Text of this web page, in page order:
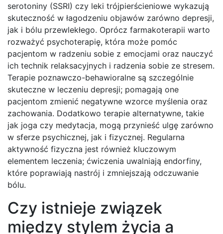
serotoniny (SSRI) czy leki trójpierścieniowe wykazują
skuteczność w łagodzeniu objawów zarówno depresji,
jak i bólu przewlekłego. Oprócz farmakoterapii warto
rozważyć psychoterapię, która może pomóc
pacjentom w radzeniu sobie z emocjami oraz nauczyć
ich technik relaksacyjnych i radzenia sobie ze stresem.
Terapie poznawczo-behawioralne są szczególnie
skuteczne w leczeniu depresji; pomagają one
pacjentom zmienić negatywne wzorce myślenia oraz
zachowania. Dodatkowo terapie alternatywne, takie
jak joga czy medytacja, mogą przynieść ulgę zarówno
w sferze psychicznej, jak i fizycznej. Regularna
aktywność fizyczna jest również kluczowym
elementem leczenia; ćwiczenia uwalniają endorfiny,
które poprawiają nastrój i zmniejszają odczuwanie
bólu.
Czy istnieje związek
między stylem życia a